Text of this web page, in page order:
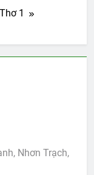
1
Nhơn Trạch,